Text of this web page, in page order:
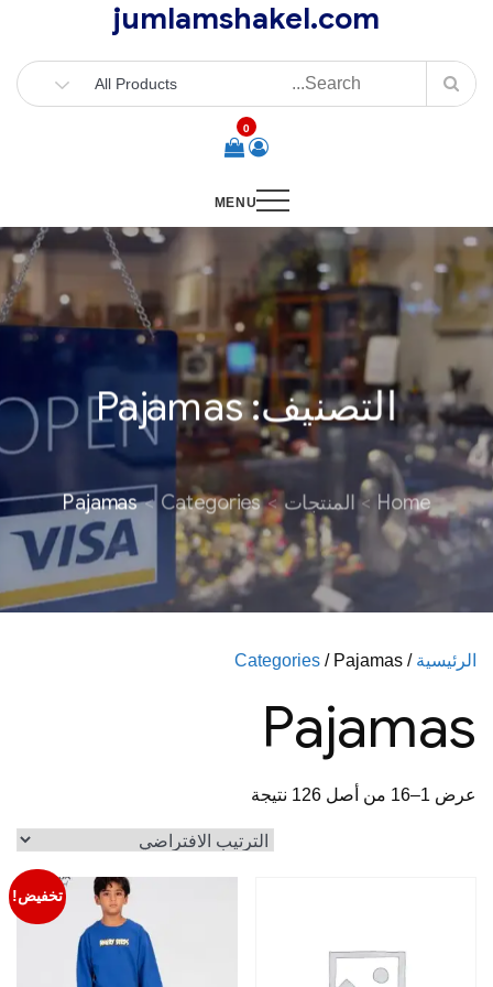
content
jumlamshakel.com
0
MENU
التصنيف:Pajamas
Home المنتجات Categories
Pajamas
الرئيسية /
Categories / Pajamas
Pajamas
عرض 1–16 من أصل 126 نتيجة
تخفيض!